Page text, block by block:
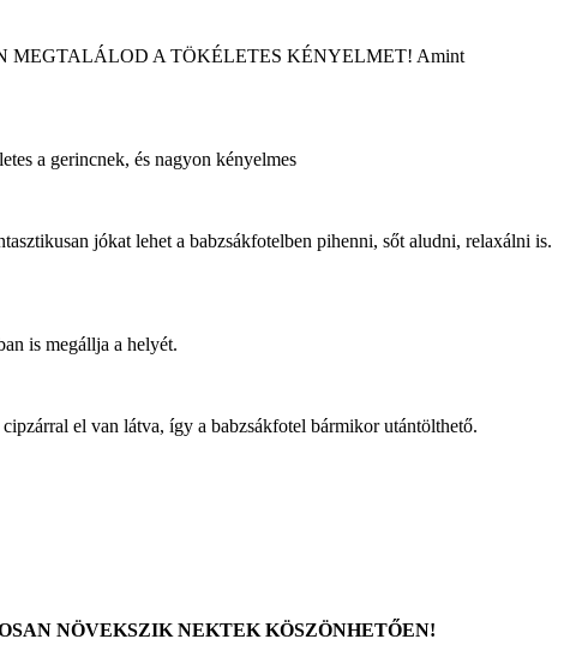
MEGTALÁLOD A TÖKÉLETES KÉNYELMET! Amint
a gerincnek, és nagyon kényelmes
jókat lehet a babzsákfotelben pihenni, sőt aludni, relaxálni is.
is megállja a helyét.
el van látva, így a babzsákfotel bármikor utántölthető.
NÖVEKSZIK NEKTEK KÖSZÖNHETŐEN!